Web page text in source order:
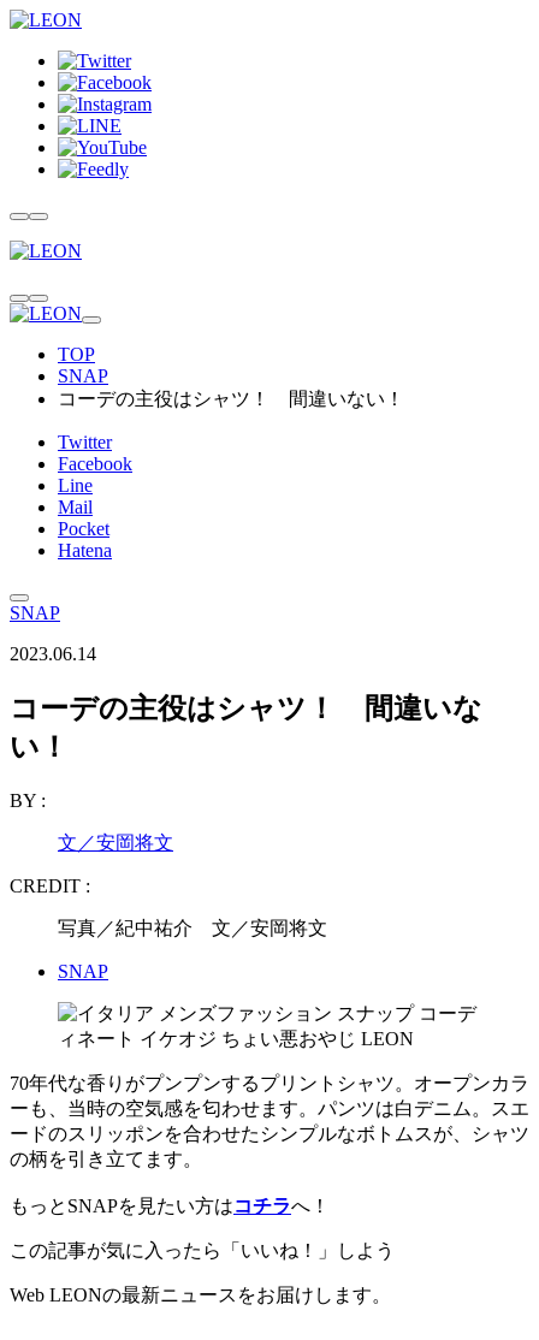
TOP
SNAP
コーデの主役はシャツ！ 間違いない！
Twitter
Facebook
Line
Mail
Pocket
Hatena
SNAP
2023.06.14
コーデの主役はシャツ！ 間違いな
い！
BY :
文／安岡将文
CREDIT :
写真／紀中祐介 文／安岡将文
SNAP
70年代な香りがプンプンするプリントシャツ。オープンカラ
ーも、当時の空気感を匂わせます。パンツは白デニム。スエ
ードのスリッポンを合わせたシンプルなボトムスが、シャツ
の柄を引き立てます。
もっとSNAPを見たい方はコチラへ！
この記事が気に入ったら「いいね！」しよう
Web LEONの最新ニュースをお届けします。